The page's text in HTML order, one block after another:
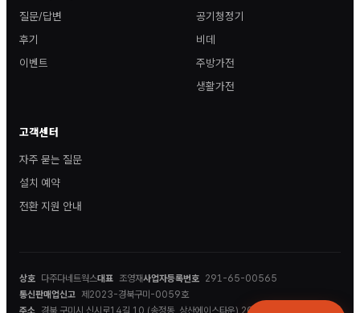
질문/답변
후기
이벤트
공기청정기
비데
주방가전
생활가전
고객센터
자주 묻는 질문
설치 예약
전환 지원 안내
상호 다주다네트웍스대표 조영재사업자등록번호 291-65-00565
통신판매업신고 제2023-경북구미-0059호
주소 경북 구미시 신시로14길 10 (송정동, 상산에이스타운) 202호